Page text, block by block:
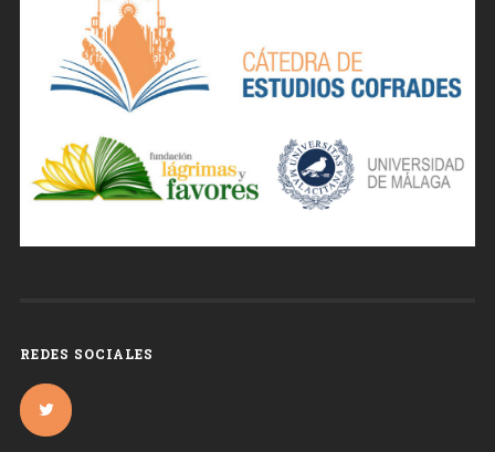
REDES SOCIALES